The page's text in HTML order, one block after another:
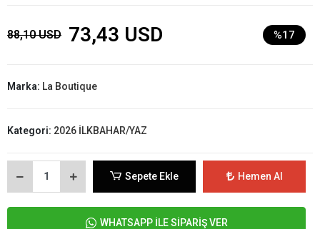
88,10 USD 73,43 USD %17
Marka: La Boutique
Kategori: 2026 İLKBAHAR/YAZ
Sepete Ekle Hemen Al
WHATSAPP İLE SİPARİŞ VER